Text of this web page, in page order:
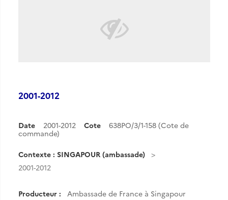
2001-2012
Date 2001-2012 Cote
638PO/3/1-158 (Cote de
commande)
Contexte : SINGAPOUR (ambassade)
2001-2012
Producteur : Ambassade de France à Singapour